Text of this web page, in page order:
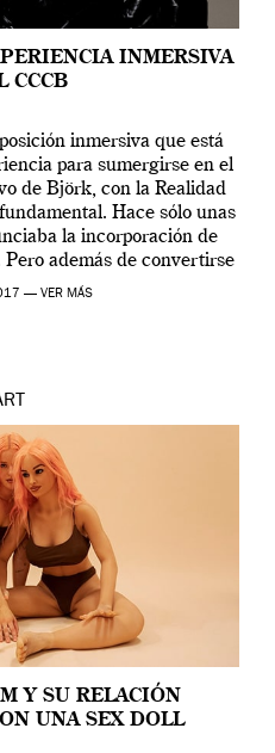
INMERSIVA
CCCB
inmersiva que está
para sumergirse en el
de Björk, con la Realidad
Hace sólo unas
la incorporación de
además de convertirse
más relevantes […]
— VER MÁS
Y SU RELACIÓN
UNA SEX DOLL